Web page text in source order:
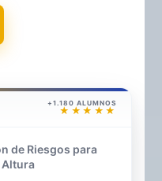
+1.180 ALUMNOS
★★★★★
de Riesgos para